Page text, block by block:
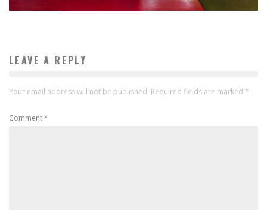
LEAVE A REPLY
Your email address will not be published. Required fields are marked *
Comment*